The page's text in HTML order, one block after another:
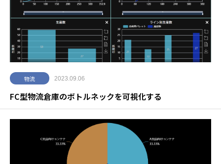
物流 2023.09.06
FC型物流倉庫のボトルネックを可視化する